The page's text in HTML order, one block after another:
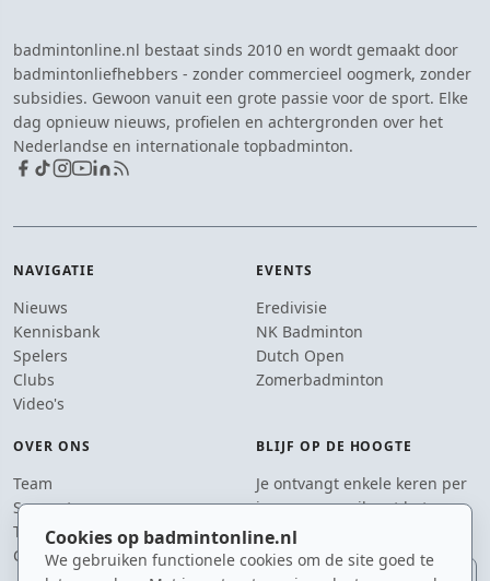
Cookies op badmintonline.nl
We gebruiken functionele cookies om de site goed te
badmintonline.nl bestaat sinds 2010 en wordt gemaakt door
badmintonliefhebbers - zonder commercieel oogmerk, zonder
subsidies. Gewoon vanuit een grote passie voor de sport. Elke
dag opnieuw nieuws, profielen en achtergronden over het
Nederlandse en internationale topbadminton.
NAVIGATIE
Nieuws
Kennisbank
Spelers
Clubs
Video's
EVENTS
Eredivisie
NK Badminton
Dutch Open
Zomerbadminton
OVER ONS
Team
Supporters
Tip de redactie
Contact
BLIJF OP DE HOOGTE
Je ontvangt enkele keren per
jaar een e-mail met het
laatste badmintonnieuws.
E-mailadres